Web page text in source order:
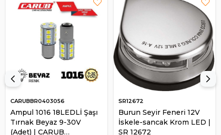
Ampul 1016 18LEDLİ Şaşı
Tırnak Beyaz 9-30V
(Adet) | CARUB
CARUBBR0403056
Burun Seyir Feneri 12V
İskele-sancak Krom LED |
SR 12672
SR12672